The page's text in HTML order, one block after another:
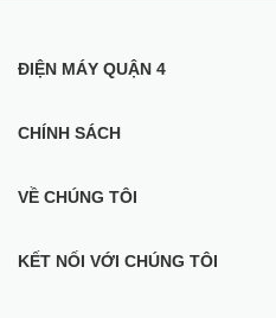
ĐIỆN MÁY QUẬN 4
CHÍNH SÁCH
VỀ CHÚNG TÔI
KẾT NỐI VỚI CHÚNG TÔI